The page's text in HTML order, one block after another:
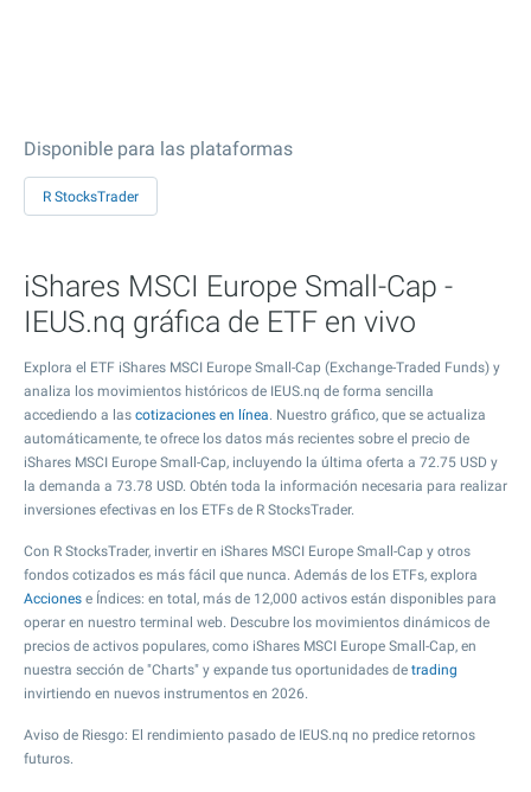
Disponible para las plataformas
R StocksTrader
iShares MSCI Europe Small-Cap -
IEUS.nq gráfica de ETF en vivo
Explora el ETF iShares MSCI Europe Small-Cap (Exchange-Traded Funds) y
analiza los movimientos históricos de IEUS.nq de forma sencilla
accediendo a las cotizaciones en línea. Nuestro gráfico, que se actualiza
automáticamente, te ofrece los datos más recientes sobre el precio de
iShares MSCI Europe Small-Cap, incluyendo la última oferta a 72.75 USD y
la demanda a 73.78 USD. Obtén toda la información necesaria para realizar
inversiones efectivas en los ETFs de R StocksTrader.
Con R StocksTrader, invertir en iShares MSCI Europe Small-Cap y otros
fondos cotizados es más fácil que nunca. Además de los ETFs, explora
Acciones e Índices: en total, más de 12,000 activos están disponibles para
operar en nuestro terminal web. Descubre los movimientos dinámicos de
precios de activos populares, como iShares MSCI Europe Small-Cap, en
nuestra sección de "Charts" y expande tus oportunidades de trading
invirtiendo en nuevos instrumentos en 2026.
Aviso de Riesgo: El rendimiento pasado de IEUS.nq no predice retornos
futuros.